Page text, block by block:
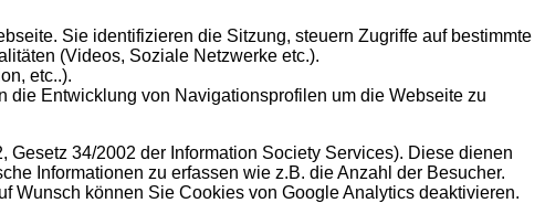
Sie identifizieren die Sitzung, steuern Zugriffe auf bestimmte
(Videos, Soziale Netzwerke etc.).
etc..).
Entwicklung von Navigationsprofilen um die Webseite zu
34/2002 der Information Society Services). Diese dienen
Informationen zu erfassen wie z.B. die Anzahl der Besucher.
Wunsch können Sie Cookies von Google Analytics deaktivieren.